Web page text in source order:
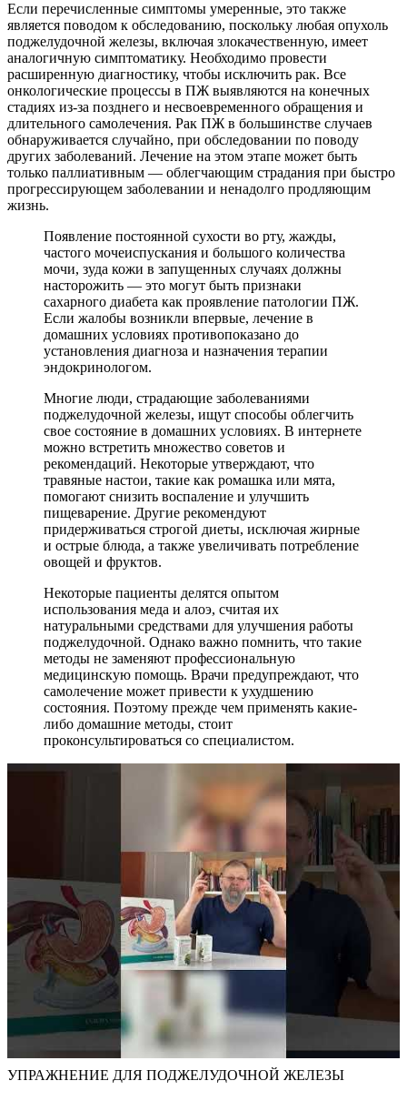
Если перечисленные симптомы умеренные, это также
является поводом к обследованию, поскольку любая опухоль
поджелудочной железы, включая злокачественную, имеет
аналогичную симптоматику. Необходимо провести
расширенную диагностику, чтобы исключить рак. Все
онкологические процессы в ПЖ выявляются на конечных
стадиях из-за позднего и несвоевременного обращения и
длительного самолечения. Рак ПЖ в большинстве случаев
обнаруживается случайно, при обследовании по поводу
других заболеваний. Лечение на этом этапе может быть
только паллиативным — облегчающим страдания при быстро
прогрессирующем заболевании и ненадолго продляющим
жизнь.
Появление постоянной сухости во рту, жажды,
частого мочеиспускания и большого количества
мочи, зуда кожи в запущенных случаях должны
насторожить — это могут быть признаки
сахарного диабета как проявление патологии ПЖ.
Если жалобы возникли впервые, лечение в
домашних условиях противопоказано до
установления диагноза и назначения терапии
эндокринологом.
Многие люди, страдающие заболеваниями
поджелудочной железы, ищут способы облегчить
свое состояние в домашних условиях. В интернете
можно встретить множество советов и
рекомендаций. Некоторые утверждают, что
травяные настои, такие как ромашка или мята,
помогают снизить воспаление и улучшить
пищеварение. Другие рекомендуют
придерживаться строгой диеты, исключая жирные
и острые блюда, а также увеличивать потребление
овощей и фруктов.
Некоторые пациенты делятся опытом
использования меда и алоэ, считая их
натуральными средствами для улучшения работы
поджелудочной. Однако важно помнить, что такие
методы не заменяют профессиональную
медицинскую помощь. Врачи предупреждают, что
самолечение может привести к ухудшению
состояния. Поэтому прежде чем применять какие-
либо домашние методы, стоит
проконсультироваться со специалистом.
УПРАЖНЕНИЕ ДЛЯ ПОДЖЕЛУДОЧНОЙ ЖЕЛЕЗЫ